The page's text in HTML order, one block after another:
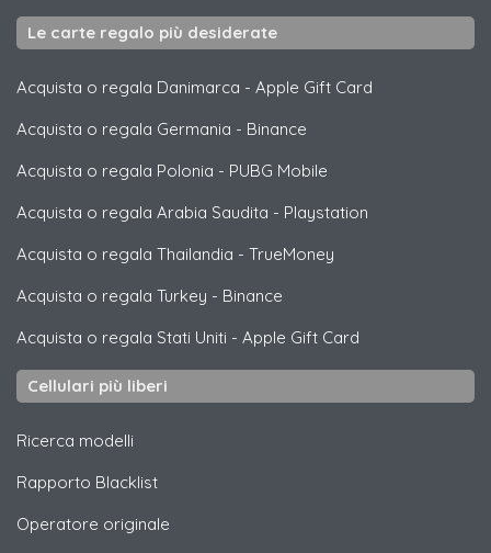
Le carte regalo più desiderate
Acquista o regala Danimarca - Apple Gift Card
Acquista o regala Germania - Binance
Acquista o regala Polonia - PUBG Mobile
Acquista o regala Arabia Saudita - Playstation
Acquista o regala Thailandia - TrueMoney
Acquista o regala Turkey - Binance
Acquista o regala Stati Uniti - Apple Gift Card
Cellulari più liberi
Ricerca modelli
Rapporto Blacklist
Operatore originale